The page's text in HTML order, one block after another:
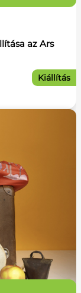
az Ars
Kiállítás